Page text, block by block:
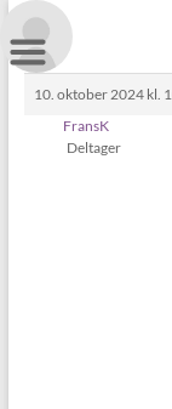
Skip
to
content
10. oktober 2024 kl.
FransK
Deltager